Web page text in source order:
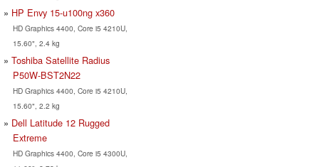
HP Envy 15-u100ng x360
HD Graphics 4400, Core i5 4210U,
15.60", 2.4 kg
Toshiba Satellite Radius
P50W-BST2N22
HD Graphics 4400, Core i5 4210U,
15.60", 2.2 kg
Dell Latitude 12 Rugged
Extreme
HD Graphics 4400, Core i5 4300U,